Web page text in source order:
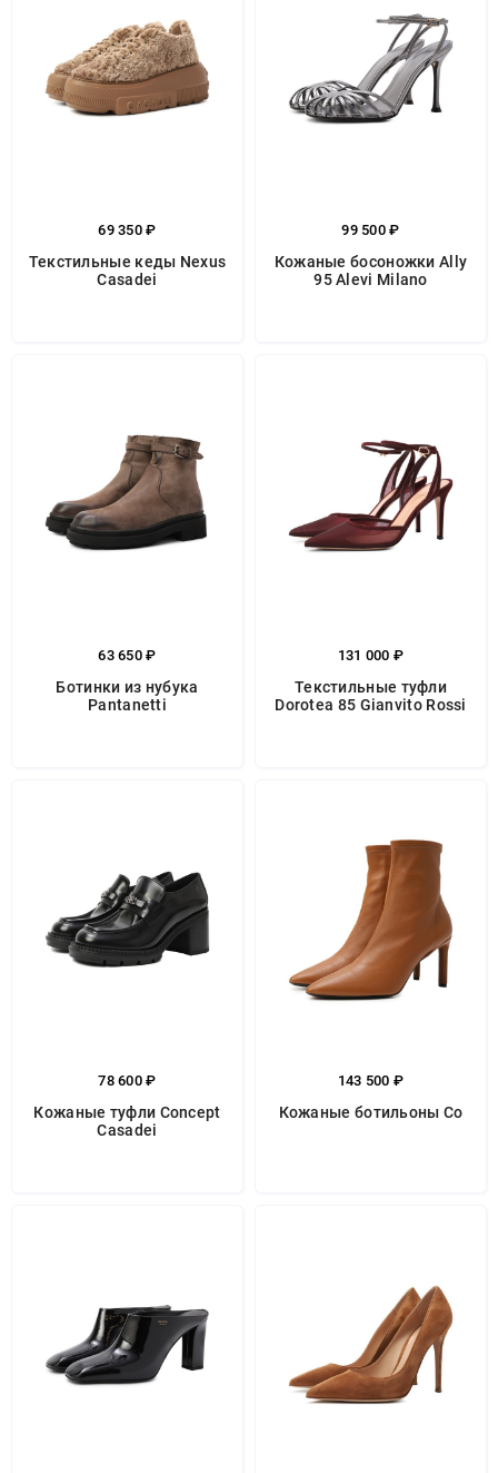
69 350 ₽
Текстильные кеды Nexus
Casadei
99 500 ₽
Кожаные босоножки Ally
95 Alevi Milano
63 650 ₽
Ботинки из нубука
Pantanetti
131 000 ₽
Текстильные туфли
Dorotea 85 Gianvito Rossi
78 600 ₽
Кожаные туфли Concept
Casadei
143 500 ₽
Кожаные ботильоны Co